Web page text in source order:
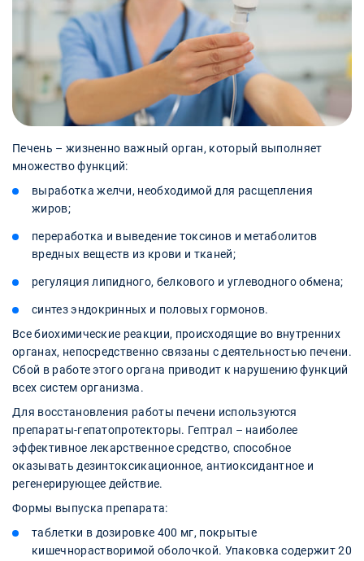
Печень – жизненно важный орган, который выполняет
множество функций:
выработка желчи, необходимой для расщепления
жиров;
переработка и выведение токсинов и метаболитов
вредных веществ из крови и тканей;
регуляция липидного, белкового и углеводного обмена;
синтез эндокринных и половых гормонов.
Все биохимические реакции, происходящие во внутренних
органах, непосредственно связаны с деятельностью печени.
Сбой в работе этого органа приводит к нарушению функций
всех систем организма.
Для восстановления работы печени используются
препараты-гепатопротекторы. Гептрал – наиболее
эффективное лекарственное средство, способное
оказывать дезинтоксикационное, антиоксидантное и
регенерирующее действие.
Формы выпуска препарата:
таблетки в дозировке 400 мг, покрытые
кишечнорастворимой оболочкой. Упаковка содержит 20